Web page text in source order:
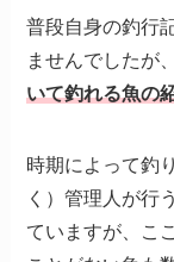
普段自身の釣行
ませんでしたが
いて釣れる魚の
時期によって釣
く）管理人が行
ていますが、こ